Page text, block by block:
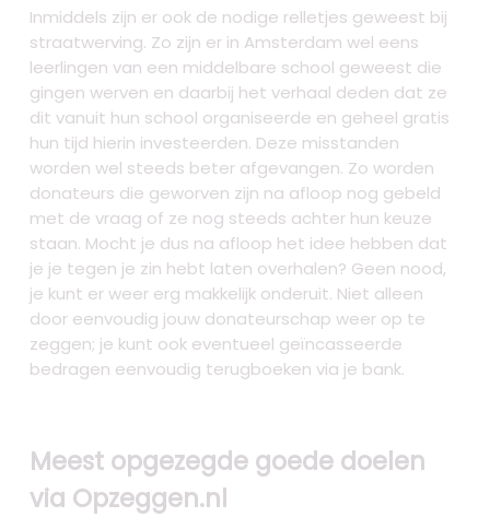
Inmiddels zijn er ook de nodige relletjes geweest bij
straatwerving. Zo zijn er in Amsterdam wel eens
leerlingen van een middelbare school geweest die
gingen werven en daarbij het verhaal deden dat ze
dit vanuit hun school organiseerde en geheel gratis
hun tijd hierin investeerden. Deze misstanden
worden wel steeds beter afgevangen. Zo worden
donateurs die geworven zijn na afloop nog gebeld
met de vraag of ze nog steeds achter hun keuze
staan. Mocht je dus na afloop het idee hebben dat
je je tegen je zin hebt laten overhalen? Geen nood,
je kunt er weer erg makkelijk onderuit. Niet alleen
door eenvoudig jouw donateurschap weer op te
zeggen; je kunt ook eventueel geïncasseerde
bedragen eenvoudig terugboeken via je bank.
Meest opgezegde goede doelen
via Opzeggen.nl